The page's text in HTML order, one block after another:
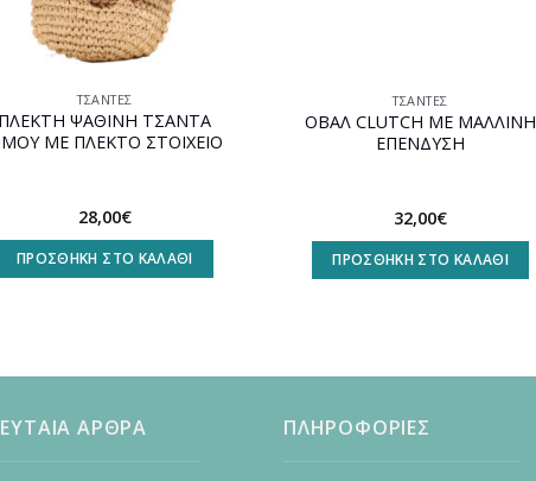
ΤΣΆΝΤΕΣ
ΠΛΕΚΤΗ ΨΑΘΙΝΗ ΤΣΑΝΤΑ
ΜΕ ΠΛΕΚΤΟ ΣΤΟΙΧΕΙΟ
28,00€
ΠΡΟΣΘΉΚΗ ΣΤΟ ΚΑΛΆΘΙ
ΤΣΆΝΤΕΣ
ΟΒΑΛ CLUTCH ΜΕ ΜΑΛΛΙΝΗ
ΕΠΕΝΔΥΣΗ
32,00€
ΠΡΟΣΘΉΚΗ ΣΤΟ ΚΑΛΆΘΙ
ΑΡΘΡΑ ΠΛΗΡΟΦΟΡΙΕΣ